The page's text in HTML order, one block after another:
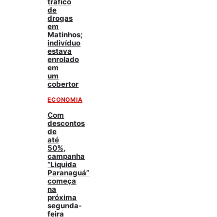
tráfico
de
drogas
em
Matinhos;
indivíduo
estava
enrolado
em
um
cobertor
ECONOMIA
Com
descontos
de
até
50%,
campanha
“Liquida
Paranaguá”
começa
na
próxima
segunda-
feira